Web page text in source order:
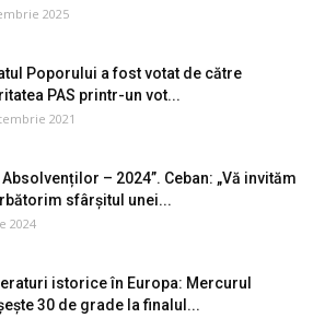
2025
Poporului a fost votat de către
PAS printr-un vot...
2021
Absolvenților – 2024”. Ceban: „Vă invităm
sfârșitul unei...
2024
istorice în Europa: Mercurul
30 de grade la finalul...